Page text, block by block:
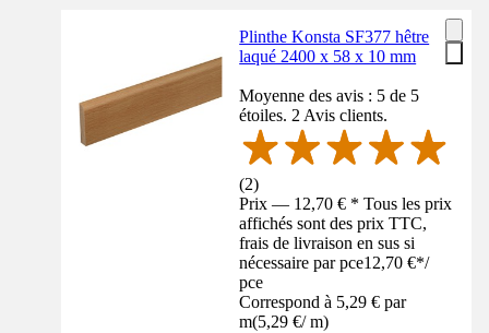
Plinthe Konsta SF377 hêtre
laqué 2400 x 58 x 10 mm
Moyenne des avis : 5 de 5
étoiles. 2 Avis clients.
(2)
Prix — 12,70 € * Tous les prix
affichés sont des prix TTC,
frais de livraison en sus si
nécessaire par pce12,70 €*/
pce
Correspond à 5,29 € par
m(5,29 €/ m)